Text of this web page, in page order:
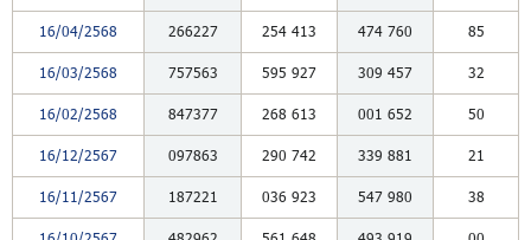
16/04/2568 266227 254 413 474 760 85
16/03/2568 757563 595 927 309 457 32
16/02/2568 847377 268 613 001 652 50
16/12/2567 097863 290 742 339 881 21
16/11/2567 187221 036 923 547 980 38